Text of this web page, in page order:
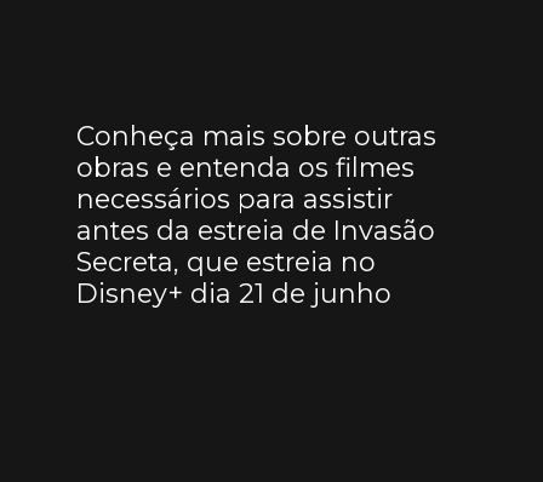
Conheça mais sobre outras
obras e entenda os filmes
necessários para assistir
antes da estreia de Invasão
Secreta, que estreia no
Disney+ dia 21 de junho